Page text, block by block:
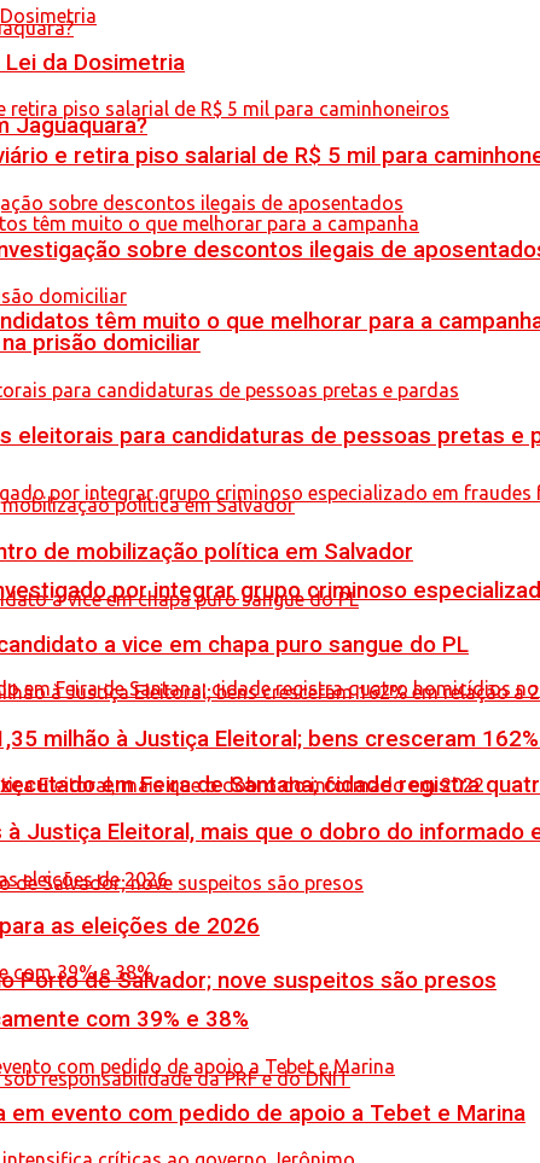
Jaguaquara?
têm muito o que melhorar para a
por integrar grupo criminoso
em Feira de Santana; cidade registra
Porto de Salvador; nove suspeitos são presos
da Dosimetria
e retira piso salarial de R$ 5 mil para
sobre descontos ilegais de
prisão domiciliar
eleitorais para candidaturas de pessoas pretas e
de mobilização política em Salvador
a vice em chapa puro sangue do PL
milhão à Justiça Eleitoral; bens cresceram
Justiça Eleitoral, mais que o dobro do informado
as eleições de 2026
com 39% e 38%
em evento com pedido de apoio a Tebet e Marina